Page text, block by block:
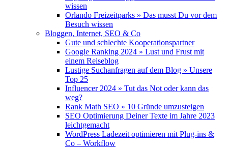
wissen
Orlando Freizeitparks » Das musst Du vor dem
Besuch wissen
Bloggen, Internet, SEO & Co
Gute und schlechte Kooperationspartner
Google Ranking 2024 » Lust und Frust mit
einem Reiseblog
Lustige Suchanfragen auf dem Blog » Unsere
Top 25
Influencer 2024 » Tut das Not oder kann das
weg?
Rank Math SEO » 10 Gründe umzusteigen
SEO Optimierung Deiner Texte im Jahre 2023
leichtgemacht
WordPress Ladezeit optimieren mit Plug-ins &
Co – Workflow